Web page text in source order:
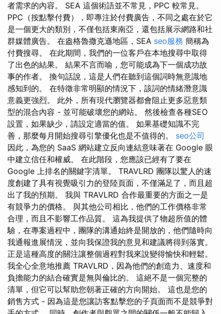
者需求的內容。 SEA 這個術語並不常見，PPC 較常見。
PPC（按點擊付費），即專注於付費廣告，不同之處在於它
是一個更大的類別，不僅包括東南亞，還包括展示網路和社
群媒體廣告。 在盎格魯撒克遜地區，SEA seo服務 簡稱為
付費搜尋。 在此期間，我們的一位客戶在本地搜尋中取得
了出色的結果。 結果不言而喻，您可能成為下一個成功故
事的作者。 換句話說，這是人們在聽到這個詞時無意識地
感知到的。 在特徵非常明顯的情況下，該詞的情緒潛意識
意義更強烈。 此外，所有現代瀏覽器都會阻止更多惡意類
型的混合內容 - 並可能破壞您的網站。 然後檢查各種SEO
設置，如果缺少，請設定適當的值。 如果基礎知識不完
善，那麼每月開始搜尋引擎優化也是不值得的。 seo公司
因此，為您的 SaaS 網站建立反向連結意味著在 Google 眼
中建立信任和權威。 在此階段，您應該已經有了要在
Google 上排名的關鍵字清單。 TRAVLRD 團隊以驚人的速
度創建了具有視覺吸引力的登陸頁面，不僅滿足了，而且超
出了我的預期。 我與 TRAVLRD 合作最重要的方面之一是
有競爭力的價格。 與其他公司相比，他們的工作價格非常
合理，而且不影響工作品質。 這為我提供了物超所值的體
驗，在專案過程中，團隊的溝通始終是開放的，他們隨時向
我通報進展情況，並向我保證我的意見和建議將得到落實。
正是這種高度的關注讓整個過程對我來說變得愉快和輕鬆。
我全心全意地推薦 TRAVLRD，因為他們的創造力、速度和
負擔能力的結合確實是無與倫比的。 這絕不是一個完整的
清單，但它可以幫助您朝著正確的方向開始。 這也是您的
銷售方式 - 因為這是您讓訪客點擊您的子頁面而不是競爭對